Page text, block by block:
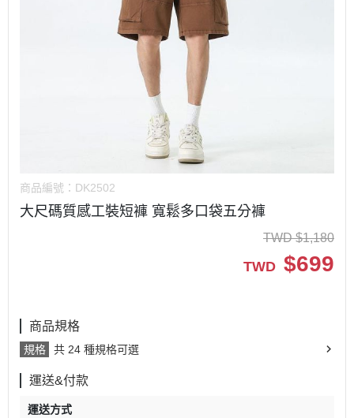
商品編號： DK2502
大尺碼質感工裝短褲 寬鬆多口袋五分褲
TWD $1,180
TWD $699
商品規格
規格 共 24 種規格可選
運送&付款
運送方式